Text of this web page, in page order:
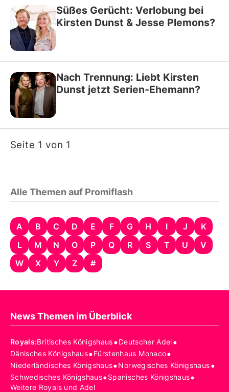
Süßes Gerücht: Verlobung bei
Kirsten Dunst & Jesse Plemons?
Nach Trennung: Liebt Kirsten
Dunst jetzt Serien-Ehemann?
Seite 1 von 1
Alle Themen auf Promiflash
A B C D E F G H I J
K
L
M N O P Q R S T U
V
W
X Y Z #
News Themen im Überblick
Royals:Britisches Königshaus•Deutscher Adel•
Dänisches Königshaus•Fürstenhaus Monaco•
Niederländisches Königshaus•Norwegisches Königshaus•
Schwedisches Königshaus•Spanisches Königshaus•
Weitere Royals und Adel